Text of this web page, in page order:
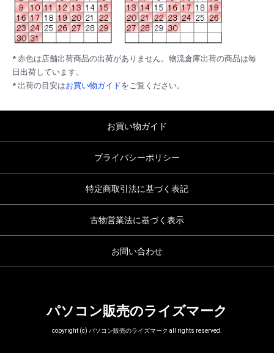
* 赤色は店舗出荷商品の出荷がありません。物流倉庫出荷の商品は毎
日出荷しています。
* 出荷の目安はお買い物ガイドをご覧ください。
お買い物ガイド
プライバシーポリシー
特定商取引法に基づく表記
古物営業法に基づく表示
お問い合わせ
パソコン販売のライズマーク
copyright (c) パソコン販売のライズマーク all rights reserved.